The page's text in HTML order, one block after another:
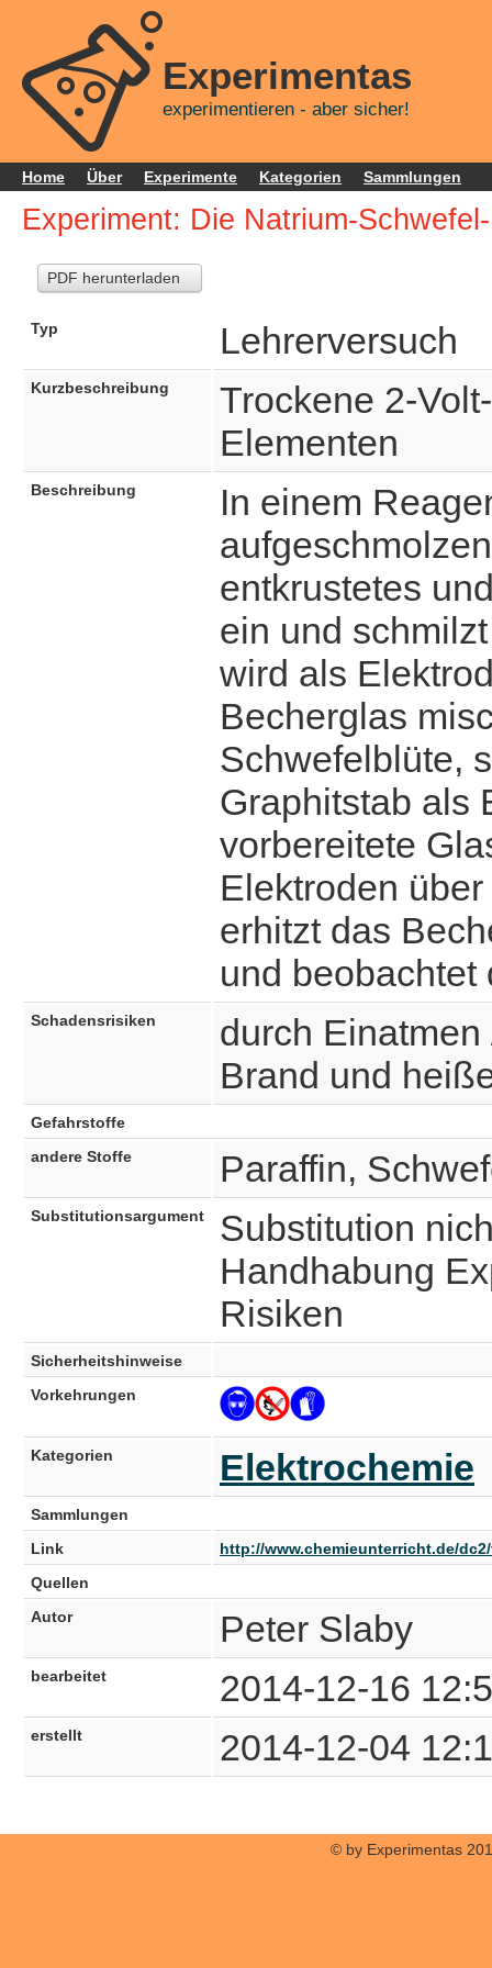
Experimentas
experimentieren - aber sicher!
Home Über Experimente Kategorien Sammlungen
Experiment: Die Natrium-
PDF herunterladen
Typ Lehrerversuch
Kurzbeschreibung
Trockene 2-
Elementen
Beschreibung
In einem
entkrustetes
ein und
wird als
Becherglas
Schwefelblüte,
Graphitstab als
vorbereitete
Elektroden
erhitzt das
und beobachtet
Schadensrisiken
durch
Brand und
Gefahrstoffe
andere Stoffe
Paraffin,
Substitutionsargument
Substitution
Handhabung
Risiken
Sicherheitshinweise
Vorkehrungen
Kategorien Elektrochemie
Sammlungen
Link
http://www.chemieunterricht.de/
Quellen
Autor
Peter Slaby
bearbeitet 2014-12-16
erstellt 2014-12-04
© by Experimentas